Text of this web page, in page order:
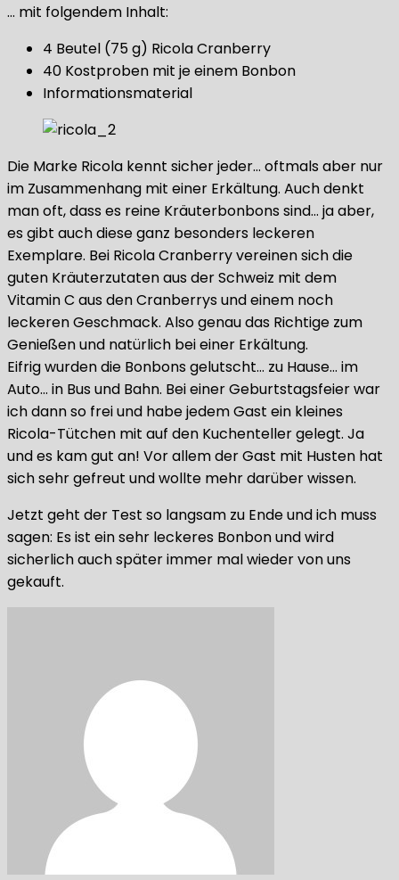
… mit folgendem Inhalt:
4 Beutel (75 g) Ricola Cranberry
40 Kostproben mit je einem Bonbon
Informationsmaterial
Die Marke Ricola kennt sicher jeder… oftmals aber nur
im Zusammenhang mit einer Erkältung. Auch denkt
man oft, dass es reine Kräuterbonbons sind… ja aber,
es gibt auch diese ganz besonders leckeren
Exemplare. Bei Ricola Cranberry vereinen sich die
guten Kräuterzutaten aus der Schweiz mit dem
Vitamin C aus den Cranberrys und einem noch
leckeren Geschmack. Also genau das Richtige zum
Genießen und natürlich bei einer Erkältung.
Eifrig wurden die Bonbons gelutscht… zu Hause… im
Auto… in Bus und Bahn. Bei einer Geburtstagsfeier war
ich dann so frei und habe jedem Gast ein kleines
Ricola-Tütchen mit auf den Kuchenteller gelegt. Ja
und es kam gut an! Vor allem der Gast mit Husten hat
sich sehr gefreut und wollte mehr darüber wissen.
Jetzt geht der Test so langsam zu Ende und ich muss
sagen: Es ist ein sehr leckeres Bonbon und wird
sicherlich auch später immer mal wieder von uns
gekauft.